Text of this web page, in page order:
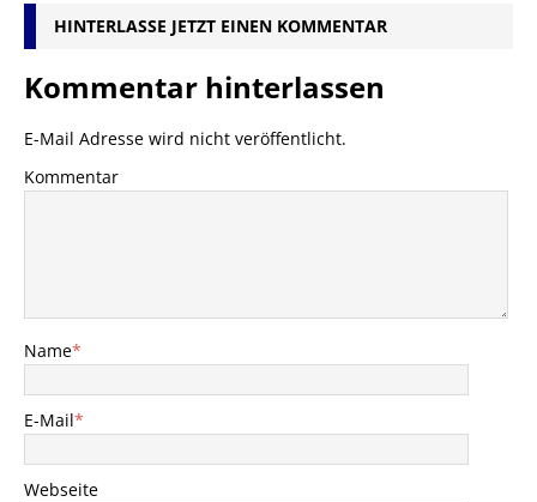
HINTERLASSE JETZT EINEN KOMMENTAR
Kommentar hinterlassen
E-Mail Adresse wird nicht veröffentlicht.
Kommentar
Name*
E-Mail*
Webseite